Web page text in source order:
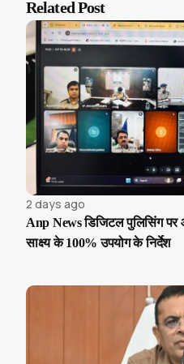
Related Post
2 days ago
Anp News डिजिटल पुलिसिंग
साक्ष्य के 100% उपयोग के निर्देश